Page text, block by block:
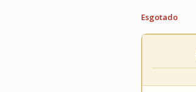
Esgotado